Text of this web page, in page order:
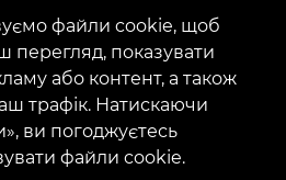
КОНТАКТИ
customers@vean-tattoo.com
файли cookie, щоб
перегляд, показувати
або контент, а також
трафік. Натискаючи
ви погоджуєтесь
файли cookie.